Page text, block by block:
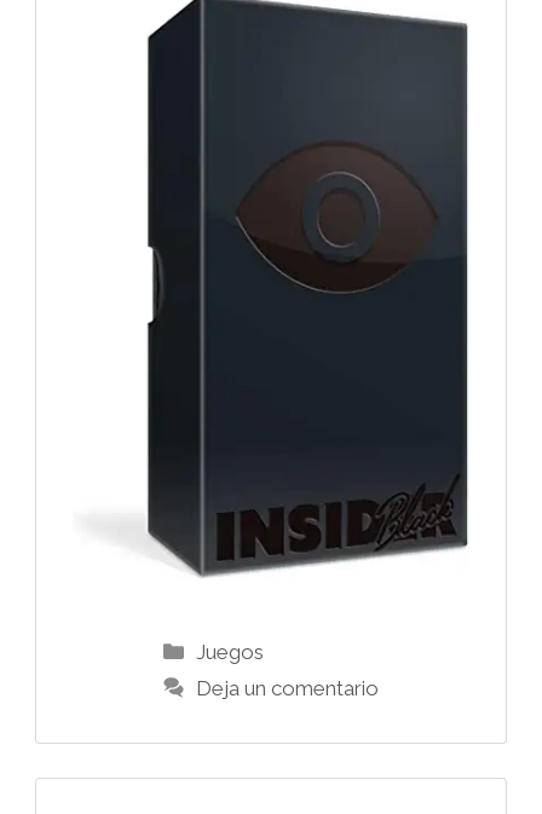
Categorías
Juegos
Deja un comentario